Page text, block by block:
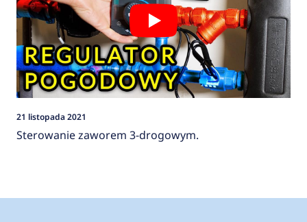
21 listopada 2021
Sterowanie zaworem 3-drogowym.